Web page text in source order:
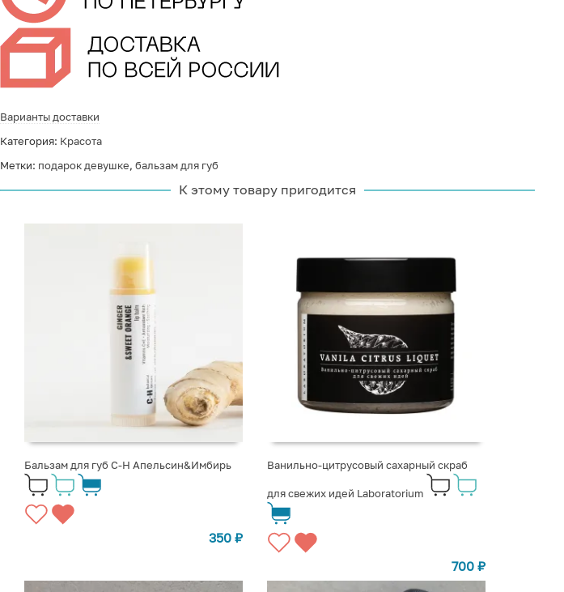
Варианты доставки
Категория: Красота
Метки: подарок девушке, бальзам для губ
К этому товару пригодится
Бальзам для губ C-H Апельсин&Имбирь
350 ₽
Ванильно-цитрусовый сахарный скраб
для свежих идей Laboratorium
700 ₽